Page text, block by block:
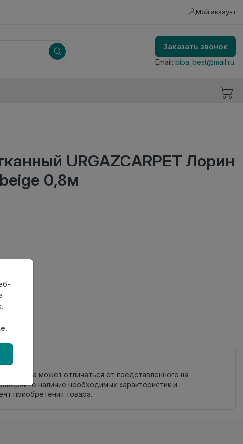
Мой аккаунт
Заказать звонок
Email: biba_best@mail.ru
URGAZCARPET Лорин
0,8м
товара может отличаться от представленного на
наличие необходимых характеристик и
приобретения товара.